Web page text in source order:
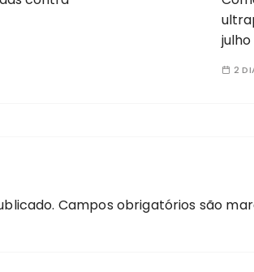
julho
2
Campos obrigatórios são